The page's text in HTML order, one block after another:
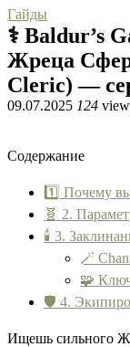
Гайды
⚕️ Baldur’s
Жреца
Cleric) —
09.07.2025 124
Содержание
1️⃣ Почему
🧬 2.
🕯 3.
🪄
🧩
🛡 4.
Ищешь сильного